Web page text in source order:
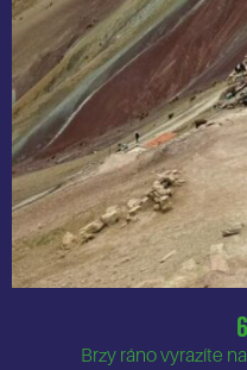
Brzy ráno vyrazíte